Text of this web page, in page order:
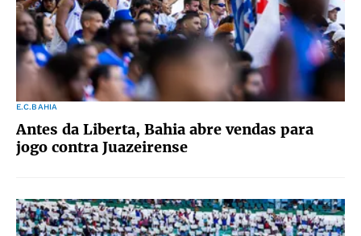
E.C.BAHIA
Antes da Liberta, Bahia abre vendas para
jogo contra Juazeirense